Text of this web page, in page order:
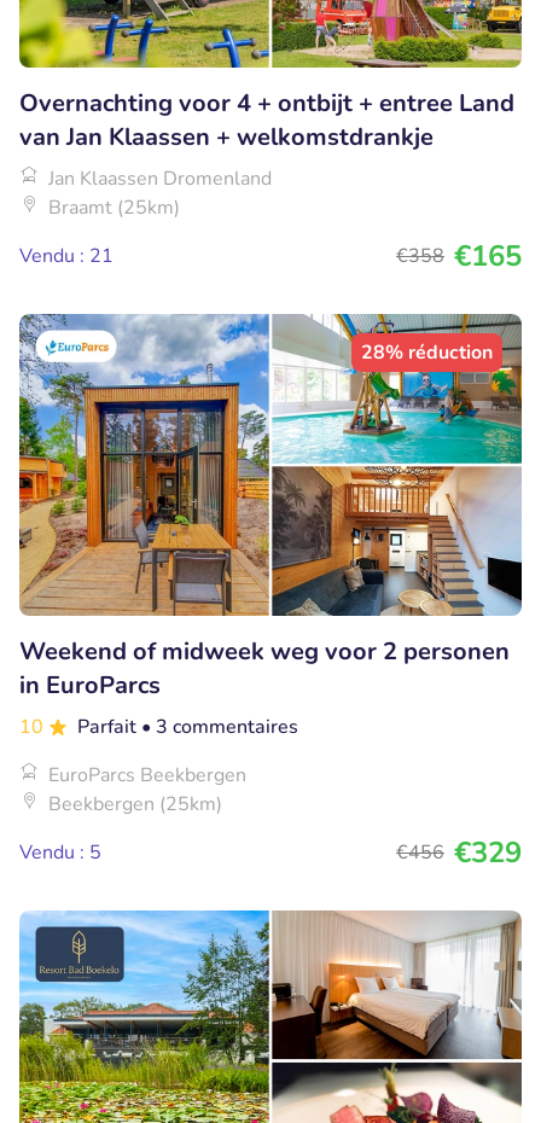
Overnachting voor 4 + ontbijt + entree Land
van Jan Klaassen + welkomstdrankje
Jan Klaassen Dromenland
Braamt (25km)
Vendu : 21
€358 €165
28% réduction
Weekend of midweek weg voor 2 personen
in EuroParcs
10 Parfait • 3 commentaires
EuroParcs Beekbergen
Beekbergen (25km)
Vendu : 5
€456 €329